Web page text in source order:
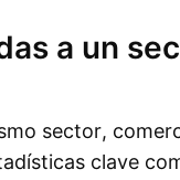
sector,
clave